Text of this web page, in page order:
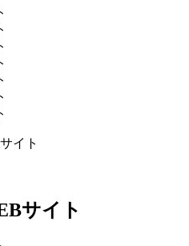
サイト